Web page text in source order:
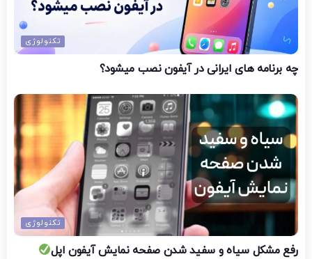
تکنولوژی
چه برنامه های ایرانی در آیفون نصب میشود؟
تکنولوژی
رفع مشکل سیاه و سفید شدن صفحه نمایش آیفون اپل